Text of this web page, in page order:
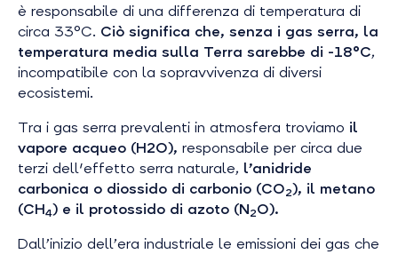
è responsabile di una differenza di temperatura di
circa 33°C. Ciò significa che, senza i gas serra, la
temperatura media sulla Terra sarebbe di -18°C,
incompatibile con la sopravvivenza di diversi
ecosistemi.
Tra i gas serra prevalenti in atmosfera troviamo il
vapore acqueo (H2O), responsabile per circa due
terzi dell'effetto serra naturale, l’anidride
carbonica o diossido di carbonio (CO2), il metano
(CH4) e il protossido di azoto (N2O).
Dall’inizio dell’era industriale le emissioni dei gas che